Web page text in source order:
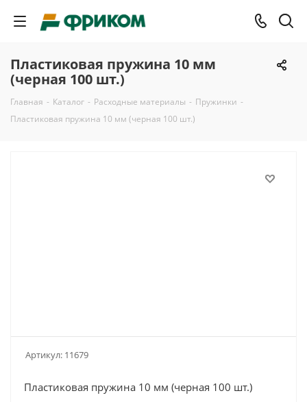
Пластиковая пружина 10 мм
(черная 100 шт.)
Главная - Каталог - Расходные материалы - Пружинки -
Пластиковая пружина 10 мм (черная 100 шт.)
Артикул: 11679
Пластиковая пружина 10 мм (черная 100 шт.)